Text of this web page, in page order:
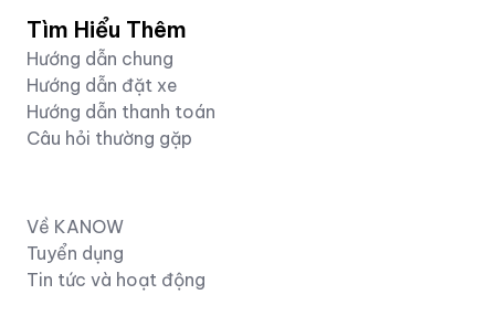
alt="✨" width="16" height="16" /></span> Đặt
chuyến đi &ndash; x&aacute;ch vali l&ecirc;n
<span class="html-span xexx8yu xyri2b
x16tdsg8 x1vvkbs x3nfvp2 x1j61x8r x1fcty0u
x1mpyi22 xxymvpz xlup9mm x1kky2od"><img
alt="🧳" width="16" height="16" /></
xyri2b x18d9i69 x1c1uobl x1hl2dhg x16tdsg8
x1fcty0u xdj266r xat24cr xm2jcoa x1mpyi22
Tìm Hiểu Thêm
Hướng dẫn chung
Hướng dẫn đặt xe
Hướng dẫn thanh toán
Câu hỏi thường gặp
Về KANOW
Tuyển dụng
Tin tức và hoạt động